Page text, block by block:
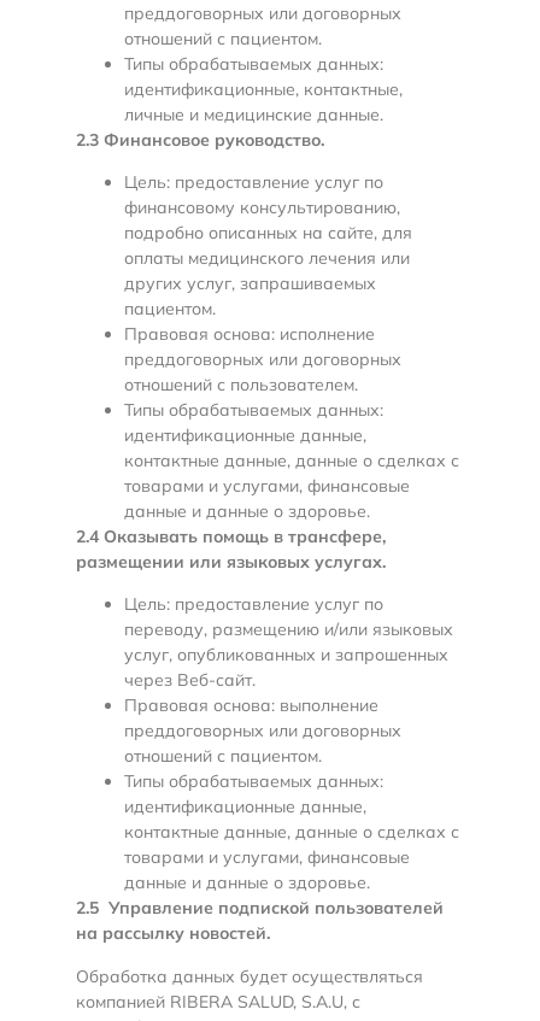
преддоговорных или договорных
отношений с пациентом.
Типы обрабатываемых данных:
идентификационные, контактные,
личные и медицинские данные.
2.3 Финансовое руководство.
Цель: предоставление услуг по
финансовому консультированию,
подробно описанных на сайте, для
оплаты медицинского лечения или
других услуг, запрашиваемых
пациентом.
Правовая основа: исполнение
преддоговорных или договорных
отношений с пользователем.
Типы обрабатываемых данных:
идентификационные данные,
контактные данные, данные о сделках с
товарами и услугами, финансовые
данные и данные о здоровье.
2.4 Оказывать помощь в трансфере,
размещении или языковых услугах.
Цель: предоставление услуг по
переводу, размещению и/или языковых
услуг, опубликованных и запрошенных
через Веб-сайт.
Правовая основа: выполнение
преддоговорных или договорных
отношений с пациентом.
Типы обрабатываемых данных:
идентификационные данные,
контактные данные, данные о сделках с
товарами и услугами, финансовые
данные и данные о здоровье.
2.5 Управление подпиской пользователей
на рассылку новостей.
Обработка данных будет осуществляться
компанией RIBERA SALUD, S.A.U, с